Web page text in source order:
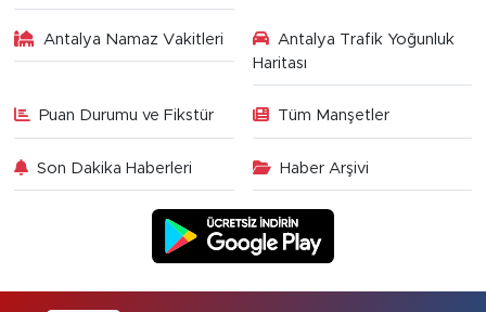
Antalya Namaz Vakitleri
Antalya Trafik Yoğunluk
Haritası
Puan Durumu ve Fikstür Tüm Manşetler
Son Dakika Haberleri Haber Arşivi